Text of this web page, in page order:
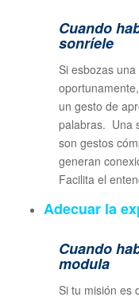
Cuando
sonríele
Si esbozas
un gesto de
palabras. Una
son gestos
generan
Facilita el
Adecuar la
Cuando
modula
Si tu misión es